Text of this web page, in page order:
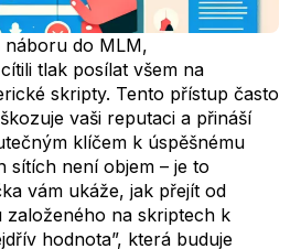
náboru do MLM,
tlak posílat všem na
skripty. Tento přístup často
vaši reputaci a přináší
klíčem k úspěšnému
sítích není objem – je to
vám ukáže, jak přejít od
založeného na skriptech k
hodnota”, která buduje